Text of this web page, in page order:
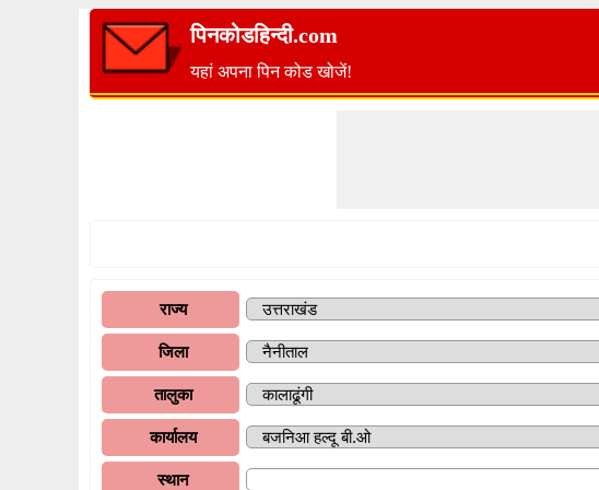
पिनकोडहिन्दी.com
यहां अपना पिन कोड खोजें!
राज्य
जिला
तालुका
कार्यालय
स्थान